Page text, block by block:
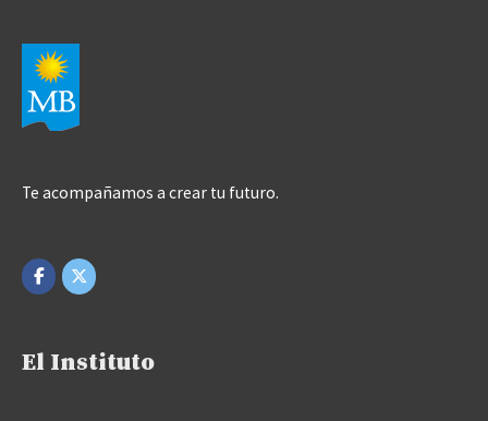
Te acompañamos a crear tu futuro.
El Instituto